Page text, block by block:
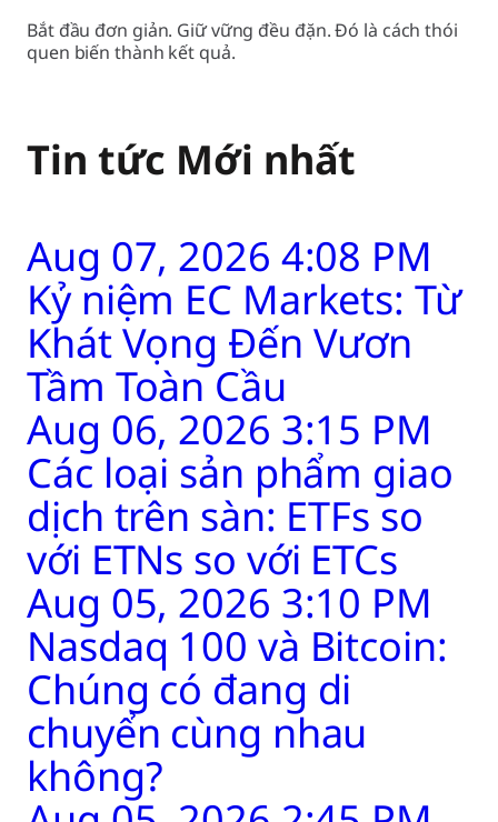
Bắt đầu đơn giản. Giữ vững đều đặn. Đó là cách thói
quen biến thành kết quả.
Tin tức Mới nhất
Aug 07, 2026 4:08 PM
Kỷ niệm EC Markets: Từ
Khát Vọng Đến Vươn
Tầm Toàn Cầu
Aug 06, 2026 3:15 PM
Các loại sản phẩm giao
dịch trên sàn: ETFs so
với ETNs so với ETCs
Aug 05, 2026 3:10 PM
Nasdaq 100 và Bitcoin:
Chúng có đang di
chuyển cùng nhau
không?